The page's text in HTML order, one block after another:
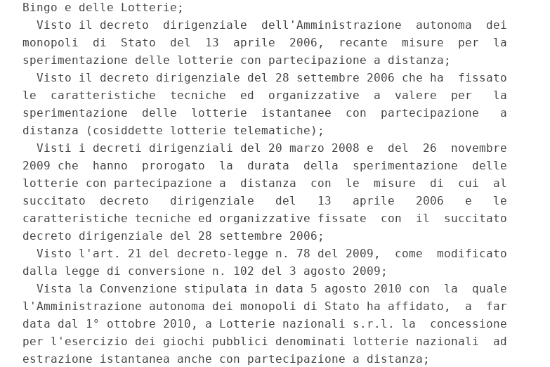
Bingo e delle Lotterie;
  Visto il decreto  dirigenziale  dell'Amministrazione  autonoma  dei
monopoli  di  Stato  del  13  aprile  2006,  recante  misure  per  la
sperimentazione delle lotterie con partecipazione a distanza;
  Visto il decreto dirigenziale del 28 settembre 2006 che ha  fissato
le  caratteristiche  tecniche  ed  organizzative  a  valere  per   la
sperimentazione  delle  lotterie  istantanee  con  partecipazione   a
distanza (cosiddette lotterie telematiche);
  Visti i decreti dirigenziali del 20 marzo 2008 e  del  26  novembre
2009 che  hanno  prorogato  la  durata  della  sperimentazione  delle
lotterie con partecipazione a  distanza  con  le  misure  di  cui  al
succitato  decreto   dirigenziale   del   13   aprile   2006   e   le
caratteristiche tecniche ed organizzative fissate  con  il  succitato
decreto dirigenziale del 28 settembre 2006;
  Visto l'art. 21 del decreto-legge n. 78 del 2009,  come  modificato
dalla legge di conversione n. 102 del 3 agosto 2009;
  Vista la Convenzione stipulata in data 5 agosto 2010 con  la  quale
l'Amministrazione autonoma dei monopoli di Stato ha affidato,  a  far
data dal 1° ottobre 2010, a Lotterie nazionali s.r.l. la  concessione
per l'esercizio dei giochi pubblici denominati lotterie nazionali  ad
estrazione istantanea anche con partecipazione a distanza;